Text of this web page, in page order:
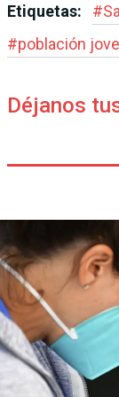
Etiquetas: #
#población
Déjanos